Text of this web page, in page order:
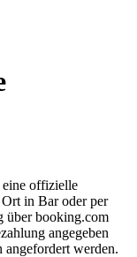
offizielle
in Bar oder per
über booking.com
angegeben
angefordert werden.